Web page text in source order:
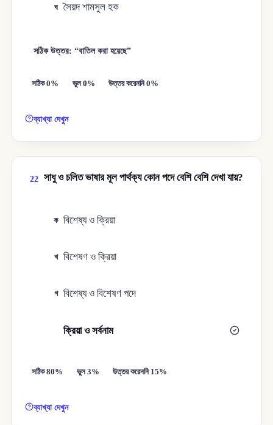
ঘ সৈয়দ শামসুল হক
সঠিক উত্তর: “বাতিল করা হয়েছে”
সঠিক 0% ভুল 0% উত্তর করেননি 0%
ব্যাখ্যা দেখুন
22 সাধু ও চলিত ভাষার মূল পার্থক্য কোন পদে বেশি বেশি দেখা যায়?
ক বিশেষ্য ও ক্রিয়া
খ বিশেষণ ও ক্রিয়া
গ বিশেষ্য ও বিশেষণ পদে
ক্রিয়া ও সর্বনাম
সঠিক 80% ভুল 3% উত্তর করেননি 15%
ব্যাখ্যা দেখুন